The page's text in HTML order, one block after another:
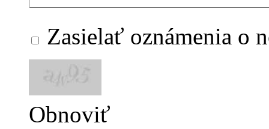
Zasielať oznámenia o
Obnoviť